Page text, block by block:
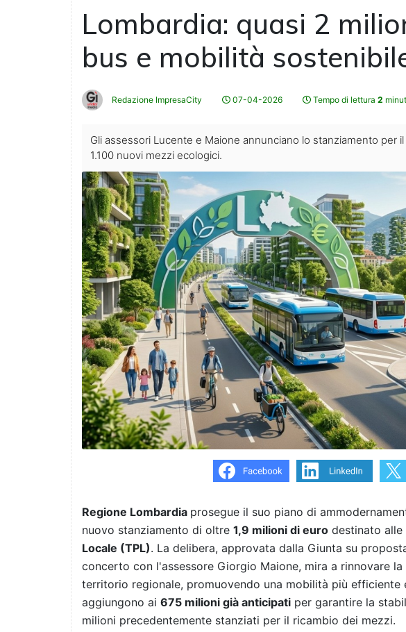
Lombardia: quasi 2
bus e mobilità
Redazione ImpresaCity 07-04-2026 Tempo di lettura 2
Gli assessori Lucente e Maione annunciano lo stanziamento per
1.100 nuovi mezzi ecologici.
Regione Lombardia prosegue il suo piano di
nuovo stanziamento di oltre 1,9 milioni di euro destinato alle
Locale (TPL). La delibera, approvata dalla Giunta su
concerto con l'assessore Giorgio Maione, mira a rinnovare
territorio regionale, promuovendo una mobilità più efficiente
aggiungono ai 675 milioni già anticipati per garantire la
milioni precedentemente stanziati per il ricambio dei mezzi.